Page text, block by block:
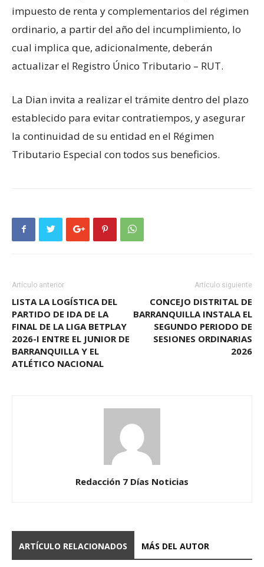
impuesto de renta y complementarios del régimen
ordinario, a partir del año del incumplimiento, lo
cual implica que, adicionalmente, deberán
actualizar el Registro Único Tributario – RUT.
La Dian invita a realizar el trámite dentro del plazo
establecido para evitar contratiempos, y asegurar
la continuidad de su entidad en el Régimen
Tributario Especial con todos sus beneficios.
Artículo anterior
LISTA LA LOGÍSTICA DEL
PARTIDO DE IDA DE LA
FINAL DE LA LIGA BETPLAY
2026-I ENTRE EL JUNIOR DE
BARRANQUILLA Y EL
ATLÉTICO NACIONAL
Artículo siguiente
CONCEJO DISTRITAL DE
BARRANQUILLA INSTALA EL
SEGUNDO PERIODO DE
SESIONES ORDINARIAS
2026
Redacción 7 Días Noticias
ARTÍCULO RELACIONADOS MÁS DEL AUTOR